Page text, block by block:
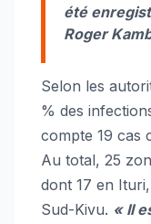
été
Roger
Selon les
% des
compte 19 cas
Au total, 25
dont 17 en
Sud-Kivu. « Il